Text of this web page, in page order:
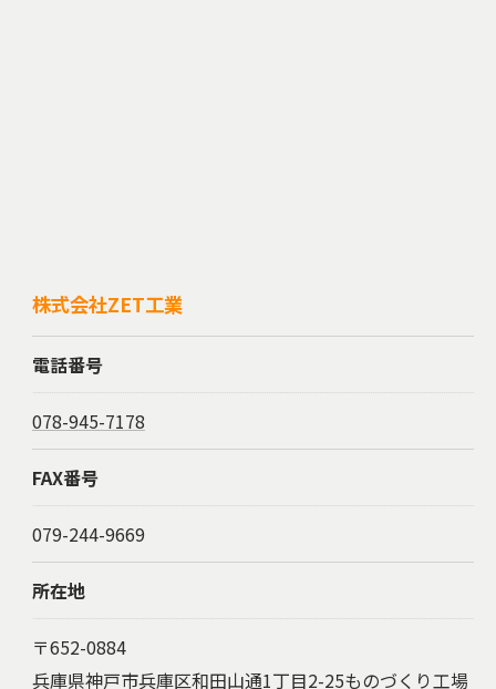
株式会社ZET工業
電話番号
078-945-7178
FAX番号
079-244-9669
所在地
〒652-0884
兵庫県神戸市兵庫区和田山通1丁目2-25ものづくり工場